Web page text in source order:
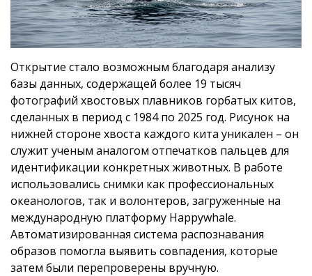
Открытие стало возможным благодаря анализу
базы данных, содержащей более 19 тысяч
фотографий хвостовых плавников горбатых китов,
сделанных в период с 1984 по 2025 год. Рисунок на
нижней стороне хвоста каждого кита уникален – он
служит ученым аналогом отпечатков пальцев для
идентификации конкретных животных. В работе
использовались снимки как профессиональных
океанологов, так и волонтеров, загруженные на
международную платформу Happywhale.
Автоматизированная система распознавания
образов помогла выявить совпадения, которые
затем были перепроверены вручную.